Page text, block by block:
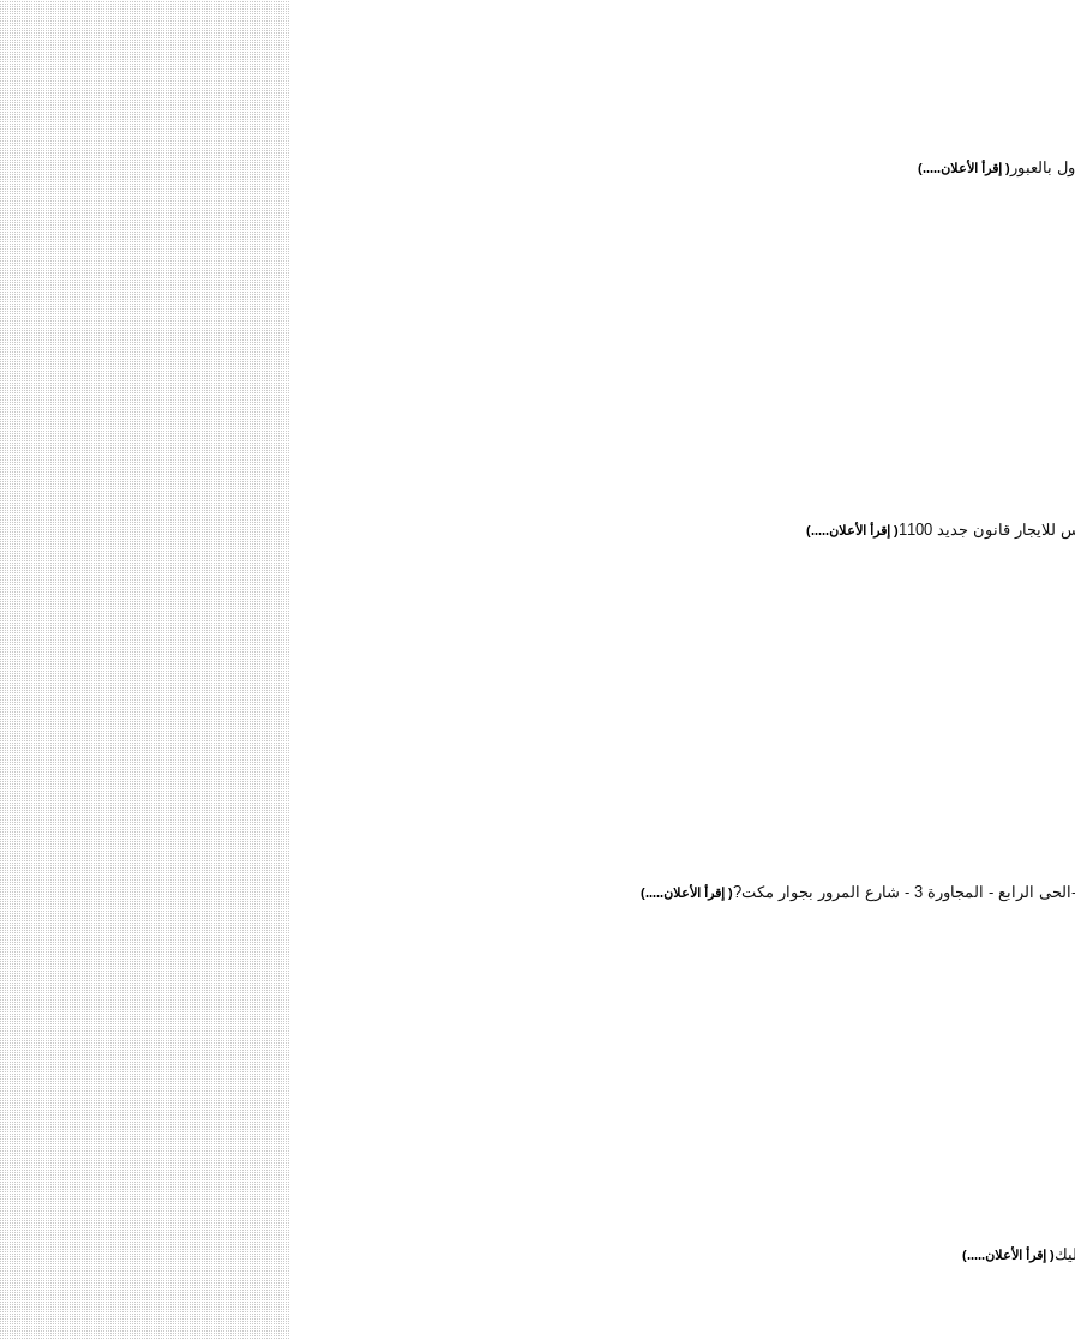
بالعبور ( إقرأ الأعلان.....)
للايجار قانون جديد 1100 ( إقرأ الأعلان.....)
- المجاورة 3 - شارع المرور بجوار مكت? ( إقرأ الأعلان.....)
( إقرأ الأعلان.....)